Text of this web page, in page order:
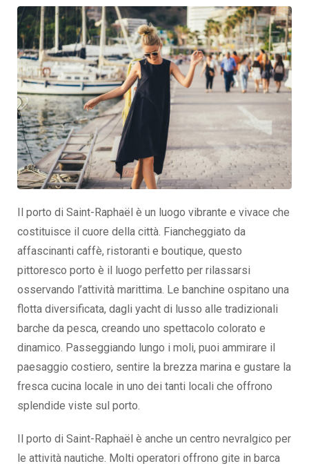
Il porto di Saint-Raphaël è un luogo vibrante e vivace che
costituisce il cuore della città. Fiancheggiato da
affascinanti caffè, ristoranti e boutique, questo
pittoresco porto è il luogo perfetto per rilassarsi
osservando l’attività marittima. Le banchine ospitano una
flotta diversificata, dagli yacht di lusso alle tradizionali
barche da pesca, creando uno spettacolo colorato e
dinamico. Passeggiando lungo i moli, puoi ammirare il
paesaggio costiero, sentire la brezza marina e gustare la
fresca cucina locale in uno dei tanti locali che offrono
splendide viste sul porto.
Il porto di Saint-Raphaël è anche un centro nevralgico per
le attività nautiche. Molti operatori offrono gite in barca